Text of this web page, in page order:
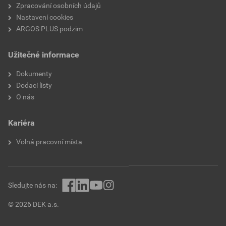
Zpracování osobních údajů
Nastavení cookies
ARGOS PLUS podzim
Užitečné informace
Dokumenty
Dodací listy
O nás
Kariéra
Volná pracovní místa
© 2026 DEK a.s.
Sledujte nás na: